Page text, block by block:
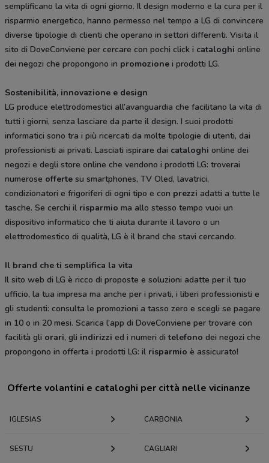
semplificano la vita di ogni giorno. Il design moderno e la cura per il
risparmio energetico, hanno permesso nel tempo a LG di convincere
diverse tipologie di clienti che operano in settori differenti. Visita il
sito di DoveConviene per cercare con pochi click i cataloghi online
dei negozi che propongono in promozione i prodotti LG.
Sostenibilità, innovazione e design
LG produce elettrodomestici all’avanguardia che facilitano la vita di
tutti i giorni, senza lasciare da parte il design. I suoi prodotti
informatici sono tra i più ricercati da molte tipologie di utenti, dai
professionisti ai privati. Lasciati ispirare dai cataloghi online dei
negozi e degli store online che vendono i prodotti LG: troverai
numerose offerte su smartphones, TV Oled, lavatrici,
condizionatori e frigoriferi di ogni tipo e con prezzi adatti a tutte le
tasche. Se cerchi il risparmio ma allo stesso tempo vuoi un
dispositivo informatico che ti aiuta durante il lavoro o un
elettrodomestico di qualità, LG è il brand che stavi cercando.
Il brand che ti semplifica la vita
Il sito web di LG è ricco di proposte e soluzioni adatte per il tuo
ufficio, la tua impresa ma anche per i privati, i liberi professionisti e
gli studenti: consulta le promozioni a tasso zero e scegli se pagare
in 10 o in 20 mesi. Scarica l’app di DoveConviene per trovare con
facilità gli orari, gli indirizzi ed i numeri ditelefono dei negozi che
propongono in offerta i prodotti LG: il risparmio è assicurato!
Offerte volantini e cataloghi per città nelle vicinanze
IGLESIAS CARBONIA
SESTU CAGLIARI